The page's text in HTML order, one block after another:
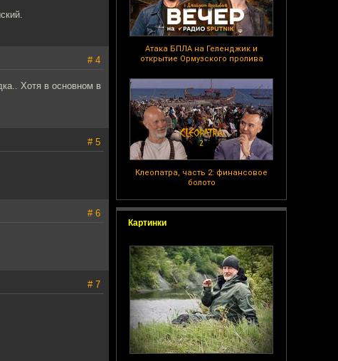
Атака БПЛА на Геленджик и
открытие Ормузского пролива
Клеопатра, часть 2: финансовое
болото
Картинки
# 4
Хотя в основном в
# 5
# 6
# 7